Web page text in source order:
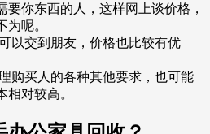
你东西的人，这样网上谈价格，
呢。
以交到朋友，价格也比较有优
购买人的各种其他要求，也可能
对较高。